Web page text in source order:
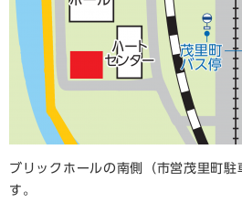
ブリックホールの南側（市営茂里町
す。